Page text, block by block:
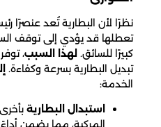
نظرًا لأن البطارية تُعد عنصرًا
تعطلها قد يؤدي إلى توقف
كبيرًا للسائق. لهذا السبب،
تبديل البطارية بسرعة وكفاءة.
الخدمة:
استبدال البطارية
المركبة، مما يضمن